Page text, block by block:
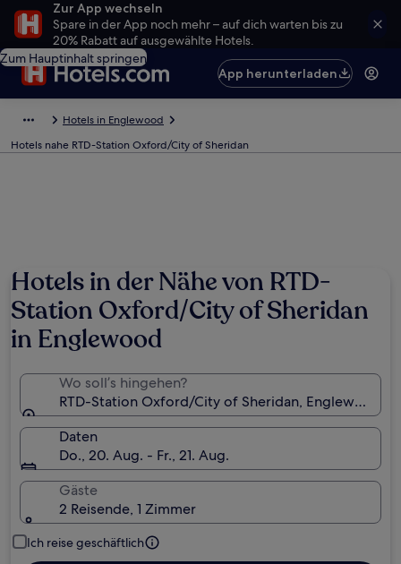
Zur App wechseln
Spare in der App noch mehr – auf dich warten bis zu
20% Rabatt auf ausgewählte Hotels.
Zum Hauptinhalt springen
App herunterladen
Hotels in Englewood
Hotels nahe RTD-Station Oxford/City of Sheridan
Hotels in der Nähe von RTD-
Station Oxford/City of Sheridan
in Englewood
Wo soll’s hingehen?
RTD-Station Oxford/City of Sheridan, Englewood,
Daten
Do., 20. Aug. - Fr., 21. Aug.
Gäste
2 Reisende, 1 Zimmer
Ich reise geschäftlich